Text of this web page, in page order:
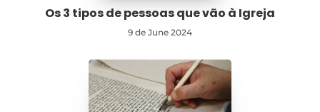
Os 3 tipos de pessoas que vão à Igreja
9 de June 2024